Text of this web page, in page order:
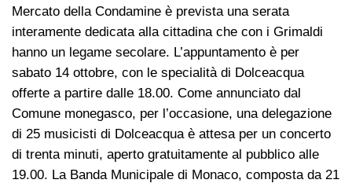
Mercato della Condamine è prevista una serata
interamente dedicata alla cittadina che con i Grimaldi
hanno un legame secolare. L’appuntamento è per
sabato 14 ottobre, con le specialità di Dolceacqua
offerte a partire dalle 18.00. Come annunciato dal
Comune monegasco, per l’occasione, una delegazione
di 25 musicisti di Dolceacqua è attesa per un concerto
di trenta minuti, aperto gratuitamente al pubblico alle
19.00. La Banda Municipale di Monaco, composta da 21